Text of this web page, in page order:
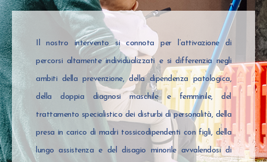
Il nostro intervento si connota per l’attivazione di
percorsi altamente individualizzati e si differenzia negli
ambiti della prevenzione, della dipendenza patologica,
della doppia diagnosi maschile e femminile, del
trattamento specialistico dei disturbi di personalità, della
presa in carico di madri tossicodipendenti con figli, della
lungo assistenza e del disagio minorile avvalendosi di